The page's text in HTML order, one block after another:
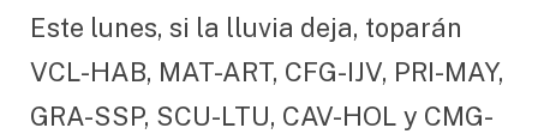
Este lunes, si la lluvia deja, toparán
VCL-HAB, MAT-ART, CFG-IJV, PRI-MAY,
GRA-SSP, SCU-LTU, CAV-HOL y CMG-